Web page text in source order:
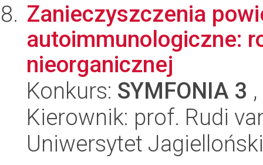
Zanieczyszczenia
autoimmunologiczne:
nieorganicznej
Konkurs: SYMFONIA 3
Kierownik: prof. Rudi
Uniwersytet